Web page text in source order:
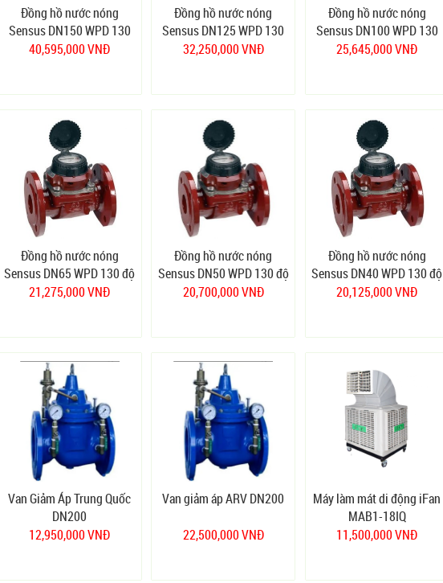
Đồng hồ nước nóng
Sensus DN150 WPD 130
độ
40,595,000 VNĐ
Đồng hồ nước nóng
Sensus DN125 WPD 130
độ
32,250,000 VNĐ
Đồng hồ nước nóng
Sensus DN100 WPD 130
độ
25,645,000 VNĐ
Đồng hồ nước nóng
Sensus DN65 WPD 130 độ
21,275,000 VNĐ
Đồng hồ nước nóng
Sensus DN50 WPD 130 độ
20,700,000 VNĐ
Đồng hồ nước nóng
Sensus DN40 WPD 130 độ
20,125,000 VNĐ
Van Giảm Áp Trung Quốc
DN200
12,950,000 VNĐ
Van giảm áp ARV DN200
22,500,000 VNĐ
Máy làm mát di động iFan
MAB1-18IQ
11,500,000 VNĐ